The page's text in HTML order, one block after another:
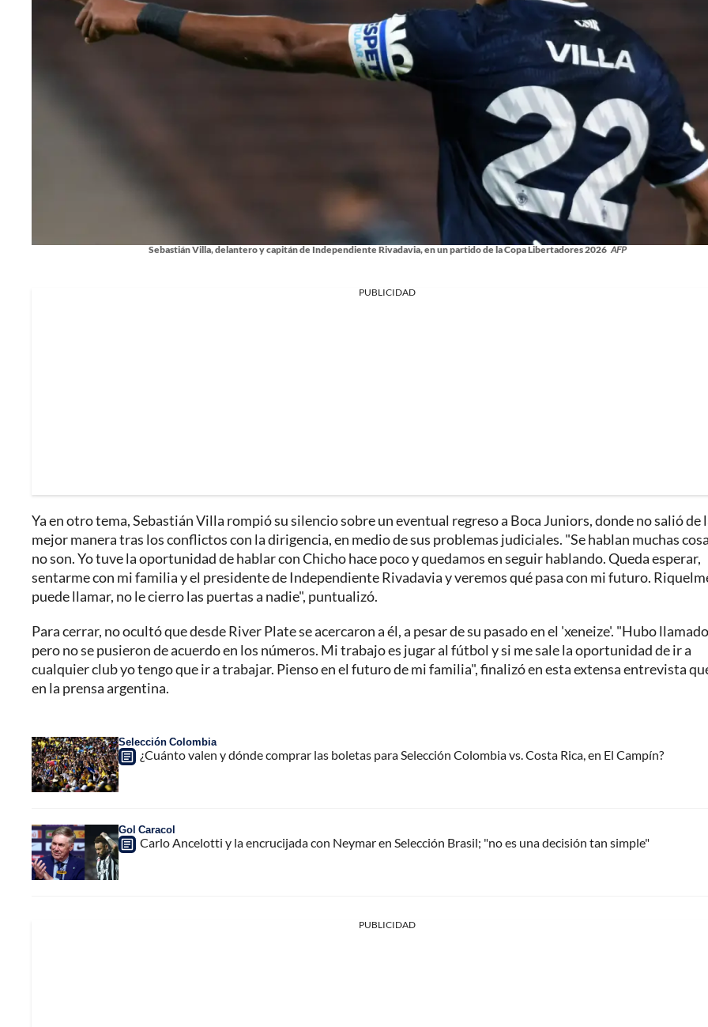
Sebastián Villa, delantero y capitán de Independiente Rivadavia, en un partido de la Copa Libertadores 2026 AFP
PUBLICIDAD
Ya en otro tema, Sebastián Villa rompió su silencio sobre un eventual regreso a Boca Juniors, donde no salió de
mejor manera tras los conflictos con la dirigencia, en medio de sus problemas judiciales. "Se hablan muchas
no son. Yo tuve la oportunidad de hablar con Chicho hace poco y quedamos en seguir hablando. Queda esperar,
sentarme con mi familia y el presidente de Independiente Rivadavia y veremos qué pasa con mi futuro.
puede llamar, no le cierro las puertas a nadie", puntualizó.
Para cerrar, no ocultó que desde River Plate se acercaron a él, a pesar de su pasado en el 'xeneize'. "Hubo
pero no se pusieron de acuerdo en los números. Mi trabajo es jugar al fútbol y si me sale la oportunidad de ir a
cualquier club yo tengo que ir a trabajar. Pienso en el futuro de mi familia", finalizó en esta extensa entrevista
en la prensa argentina.
Selección Colombia
¿Cuánto valen y dónde comprar las boletas para Selección Colombia vs. Costa Rica, en El Campín?
Gol Caracol
Carlo Ancelotti y la encrucijada con Neymar en Selección Brasil; "no es una decisión tan simple"
PUBLICIDAD